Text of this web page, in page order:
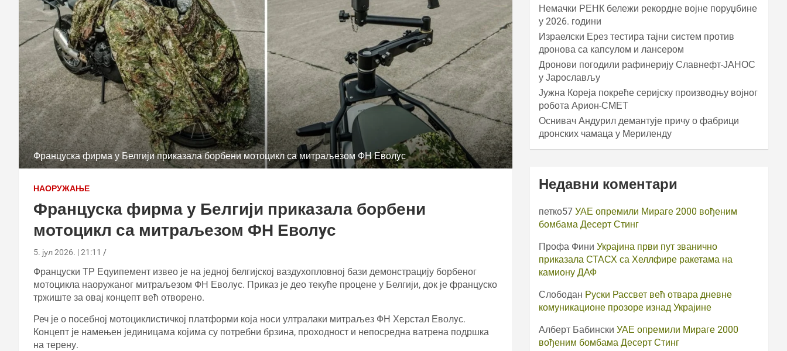
Француска фирма у Белгији приказала борбени мотоцикл са митраљезом ФН Еволyс
НАОРУЖАЊЕ
Француска фирма у Белгији приказала борбени
мотоцикл са митраљезом ФН Еволyс
5. јул 2026. | 21:11
Француски ТР Еqуипемент извео је на једној белгијској ваздухопловној бази демонстрацију борбеног
мотоцикла наоружаног митраљезом ФН Еволyс. Приказ је део текуће процене у Белгији, док је француско
тржиште за овај концепт већ отворено.
Реч је о посебној мотоциклистичкој платформи која носи ултралаки митраљез ФН Херстал Еволyс.
Концепт је намењен јединицама којима су потребни брзина, проходност и непосредна ватрена подршка
на терену.
Немачки РЕНК бележи рекордне војне поруџбине
у 2026. години
Израелски Ерез тестира тајни систем против
дронова са капсулом и лансером
Дронови погодили рафинерију Славнефт-ЈАНОС
у Јарослављу
Јужна Кореја покреће серијску производњу војног
робота Арион-СМЕТ
Оснивач Андурил демантује причу о фабрици
дронских чамаца у Мериленду
Недавни коментари
петко57 УАЕ опремили Мираге 2000 вођеним
бомбама Десерт Стинг
Профа Фини Украјина први пут званично
приказала СТАСХ са Хеллфире ракетама на
камиону ДАФ
Слободан Руски Рассвет већ отвара дневне
комуникационе прозоре изнад Украјине
Алберт Бабински УАЕ опремили Мираге 2000
вођеним бомбама Десерт Стинг